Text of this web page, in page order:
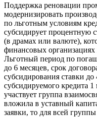
Поддержка реновации
модернизировать
по льготным условиям
субсидирует процентную
(в драмах или валюте),
финансовых
Льготный период по
до 6 месяцев, срок
субсидирования ставки
субсидируемого кредита
участвует группа
вложила в уставный
заявки, то для всей